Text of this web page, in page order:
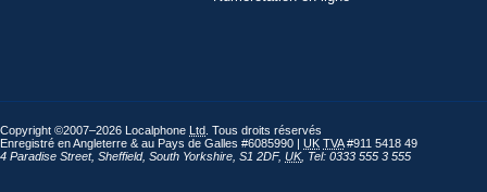
Copyright ©2007–2026 Localphone Ltd . Tous droits réservés
Enregistré en Angleterre & au Pays de Galles #6085990 | UK TVA#911 5418 49
4 Paradise Street, Sheffield, South Yorkshire S1 2DF, UK, Tel: 0333 555 3 555